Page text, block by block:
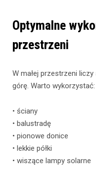
Optymalne
przestrzeni
W małej przestrzeni
górę. Warto wykorzystać:
• ściany
• balustradę
• pionowe donice
• lekkie półki
• wiszące lampy solarne